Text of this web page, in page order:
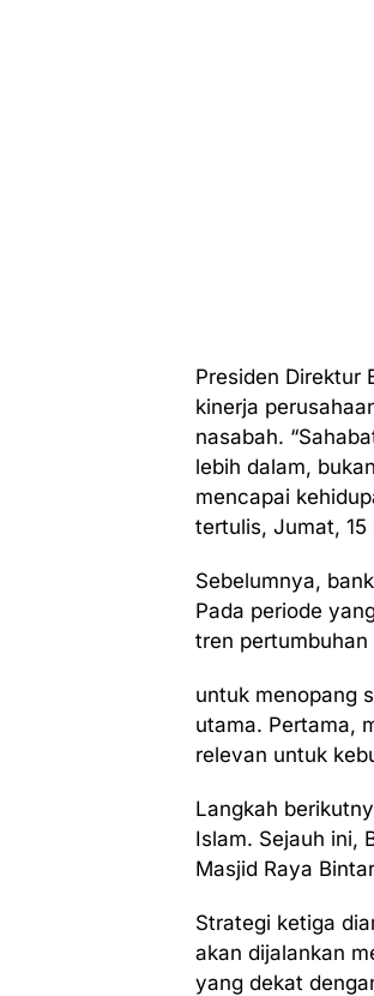
Presiden Direktur
kinerja
nasabah.
lebih dalam,
mencapai
tertulis, Jumat, 15
Sebelumnya,
Pada periode
tren
untuk menopang
utama. Pertama,
relevan untuk
Langkah
Islam. Sejauh ini,
Masjid Raya
Strategi ketiga
akan dijalankan
yang dekat